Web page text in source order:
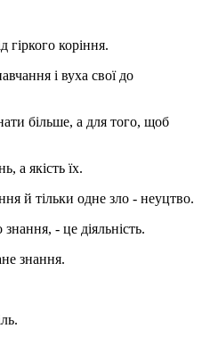
коріння.
і вуха свої до
більше, а для того, щоб
а якість їх.
й тільки одне зло - неуцтво.
- це діяльність.
знання.